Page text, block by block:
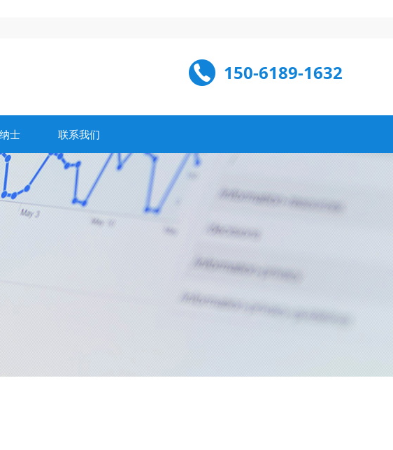
150-6189-1632
士 联系我们